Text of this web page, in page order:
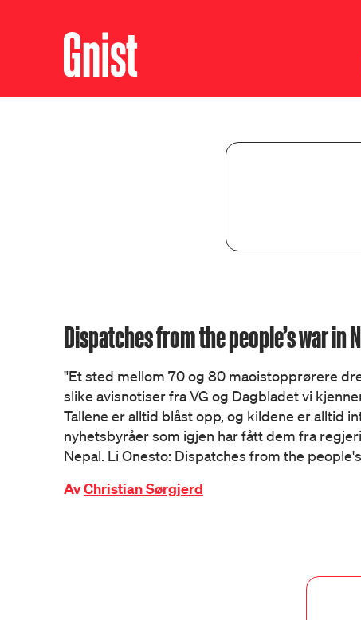
Dispatches from the people’s war in
"Et sted mellom 70 og 80 maoistopprørere
slike avisnotiser fra VG og Dagbladet vi
Tallene er alltid blåst opp, og kildene er alltid
nyhetsbyråer som igjen har fått dem fra
Nepal. Li Onesto: Dispatches from the
AvChristian Sørgjerd